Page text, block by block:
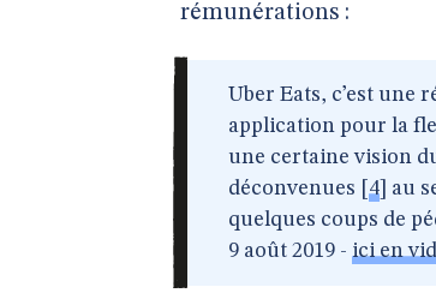
rémunérations :
Uber Eats, c’est une
application pour la
une certaine vision
déconvenues
4
au
quelques coups de
9 août 2019 - ici en